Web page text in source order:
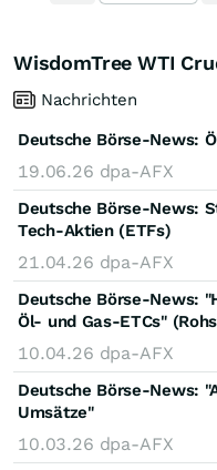
WisdomTree WTI
Nachrichten
Deutsche Börse-News:
19.06.26 dpa-AFX
Deutsche Börse-News:
Tech-Aktien (ETFs)
21.04.26 dpa-AFX
Deutsche Börse-News:
Öl- und Gas-ETCs"
10.04.26 dpa-AFX
Deutsche Börse-News:
Umsätze"
10.03.26 dpa-AFX